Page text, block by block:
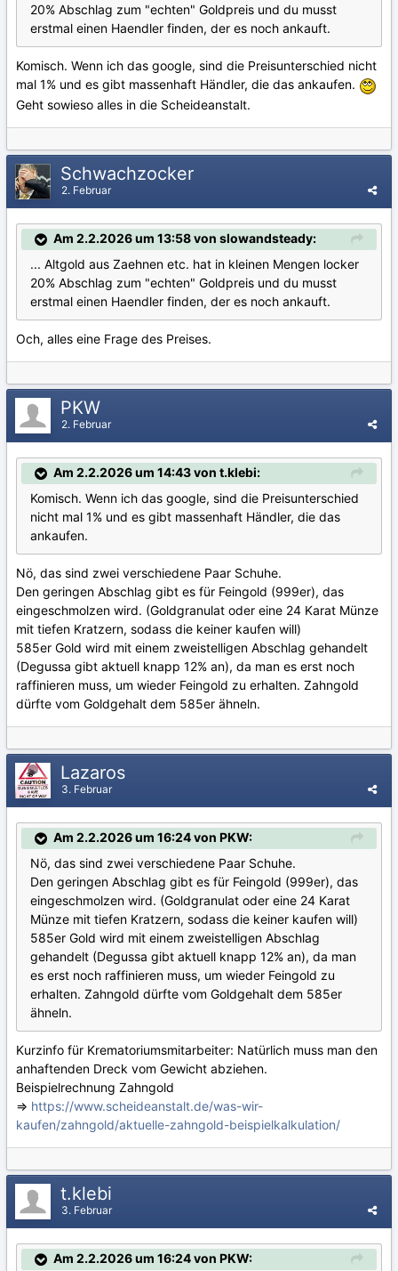
20% Abschlag zum "echten" Goldpreis und du musst
erstmal einen Haendler finden, der es noch ankauft.
Komisch. Wenn ich das google, sind die Preisunterschied nicht
mal 1% und es gibt massenhaft Händler, die das ankaufen.
Geht sowieso alles in die Scheideanstalt.
Schwachzocker
2. Februar
Am 2.2.2026 um 13:58 von slowandsteady:
... Altgold aus Zaehnen etc. hat in kleinen Mengen locker
20% Abschlag zum "echten" Goldpreis und du musst
erstmal einen Haendler finden, der es noch ankauft.
Och, alles eine Frage des Preises.
PKW
2. Februar
Am 2.2.2026 um 14:43 von t.klebi:
Komisch. Wenn ich das google, sind die Preisunterschied
nicht mal 1% und es gibt massenhaft Händler, die das
ankaufen.
Nö, das sind zwei verschiedene Paar Schuhe.
Den geringen Abschlag gibt es für Feingold (999er), das
eingeschmolzen wird. (Goldgranulat oder eine 24 Karat Münze
mit tiefen Kratzern, sodass die keiner kaufen will)
585er Gold wird mit einem zweistelligen Abschlag gehandelt
(Degussa gibt aktuell knapp 12% an), da man es erst noch
raffinieren muss, um wieder Feingold zu erhalten. Zahngold
dürfte vom Goldgehalt dem 585er ähneln.
Lazaros
3. Februar
Am 2.2.2026 um 16:24 von PKW:
Nö, das sind zwei verschiedene Paar Schuhe.
Den geringen Abschlag gibt es für Feingold (999er), das
eingeschmolzen wird. (Goldgranulat oder eine 24 Karat
Münze mit tiefen Kratzern, sodass die keiner kaufen will)
585er Gold wird mit einem zweistelligen Abschlag
gehandelt (Degussa gibt aktuell knapp 12% an), da man
es erst noch raffinieren muss, um wieder Feingold zu
erhalten. Zahngold dürfte vom Goldgehalt dem 585er
ähneln.
Kurzinfo für Krematoriumsmitarbeiter: Natürlich muss man den
anhaftenden Dreck vom Gewicht abziehen.
Beispielrechnung Zahngold
=> https://www.scheideanstalt.de/was-wir-
kaufen/zahngold/aktuelle-zahngold-beispielkalkulation/
t.klebi
3. Februar
Am 2.2.2026 um 16:24 von PKW: